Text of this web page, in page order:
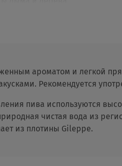
орехов.
ароматом и легкой
Рекомендуется
пива используются
чистая вода из
из плотины Gileppe.